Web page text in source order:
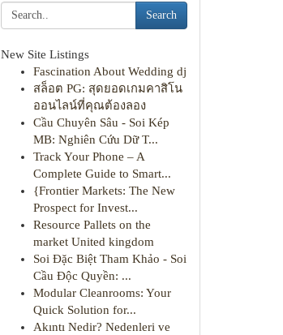
Search
New Site Listings
Fascination About Wedding dj
สล็อต PG: สุดยอดเกมคาสิโน
ออนไลน์ที่คุณต้องลอง
Cầu Chuyên Sâu - Soi Kép
MB: Nghiên Cứu Dữ T...
Track Your Phone – A
Complete Guide to Smart...
{Frontier Markets: The New
Prospect for Invest...
Resource Pallets on the
market United kingdom
Soi Đặc Biệt Tham Khảo - Soi
Cầu Độc Quyền: ...
Modular Cleanrooms: Your
Quick Solution for...
Akıntı Nedir? Nedenleri ve